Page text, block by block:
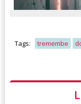
Tags: tremembe